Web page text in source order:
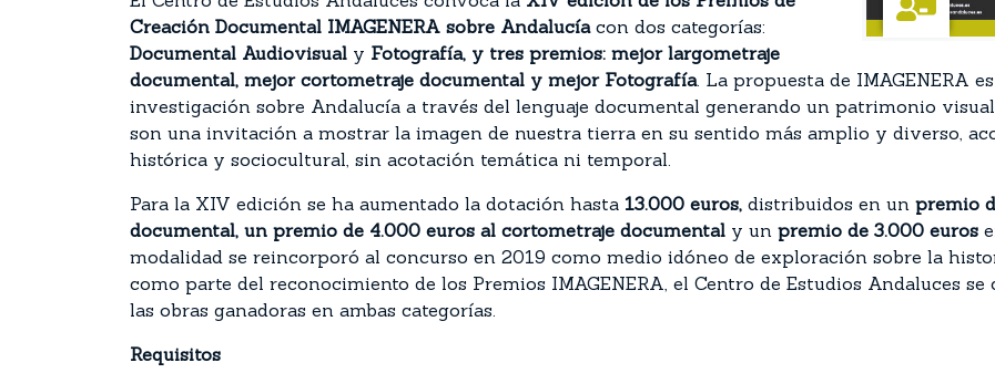
Creación Documental IMAGENERA sobre Andalucía con dos categorías:
Documental Audiovisual y Fotografía, y tres premios: mejor largometraje
documental, mejor cortometraje documental y mejor Fotografía. La propuesta de IMAGENERA
investigación sobre Andalucía a través del lenguaje documental generando un patrimonio
son una invitación a mostrar la imagen de nuestra tierra en su sentido más amplio y diverso,
histórica y sociocultural, sin acotación temática ni temporal.
Para la XIV edición se ha aumentado la dotación hasta 13.000 euros, distribuidos en un premio
documental, un premio de 4.000 euros al cortometraje documental y un premio de 3.000 euros
modalidad se reincorporó al concurso en 2019 como medio idóneo de exploración sobre la
como parte del reconocimiento de los Premios IMAGENERA, el Centro de Estudios Andaluces
las obras ganadoras en ambas categorías.
Requisitos